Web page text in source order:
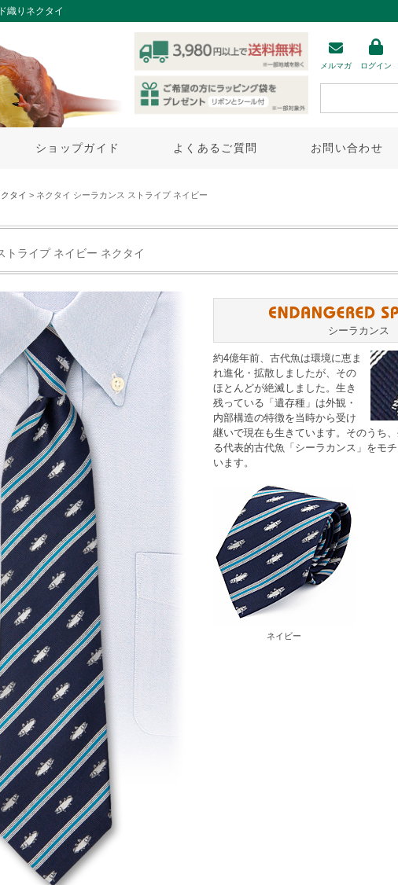
織りネクタイ
メルマガ ログイン
ショップガイド よくあるご質問 お問い合わせ
タイ > ネクタイ シーラカンス ストライプ ネイビー
トライプ ネイビー ネクタイ
シーラカンス
約4億年前、 古代魚 は環境に恵ま
れ進化・拡散しましたが、その
ほとんどが絶滅しました。生き
残っている「遺存種」は外観・
内部構造の特徴を当時から受け
継いで現在も生きています。そのうち
る代表的古代魚「 シーラカンス 」をモ
います。
ネイビー